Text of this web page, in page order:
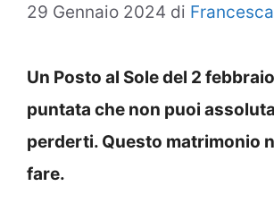
29 Gennaio 2024 di
Un Posto al Sole del 2
puntata che non puoi
perderti. Questo matrimonio
fare.